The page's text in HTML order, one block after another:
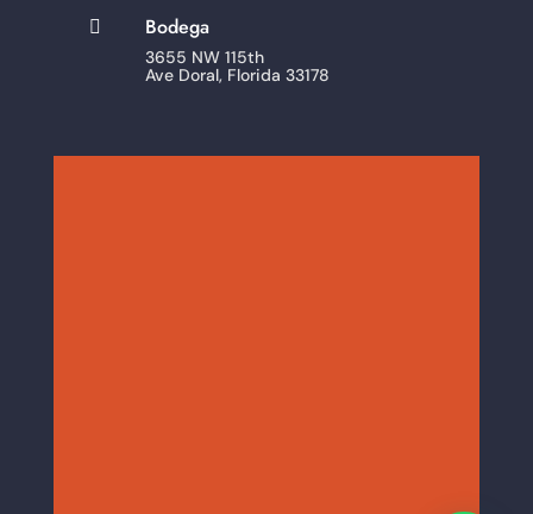
 Bodega
3655 NW 115th
Ave Doral, Florida 33178